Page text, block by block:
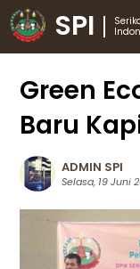
SPI
Green
Baru
ADMIN SPI
Selasa, 19 Juni